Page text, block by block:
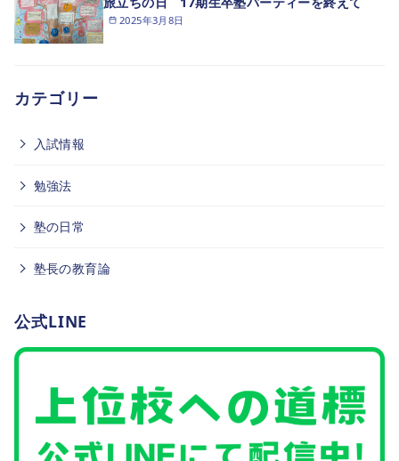
2025年3月8日
カテゴリー
入試情報
勉強法
塾の日常
塾長の教育論
公式LINE